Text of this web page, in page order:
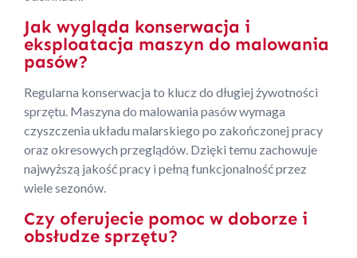
Jak wygląda konserwacja i
eksploatacja maszyn do malowania
pasów?
Regularna konserwacja to klucz do długiej żywotności
sprzętu. Maszyna do malowania pasów wymaga
czyszczenia układu malarskiego po zakończonej pracy
oraz okresowych przeglądów. Dzięki temu zachowuje
najwyższą jakość pracy i pełną funkcjonalność przez
wiele sezonów.
Czy oferujecie pomoc w doborze i
obsłudze sprzętu?